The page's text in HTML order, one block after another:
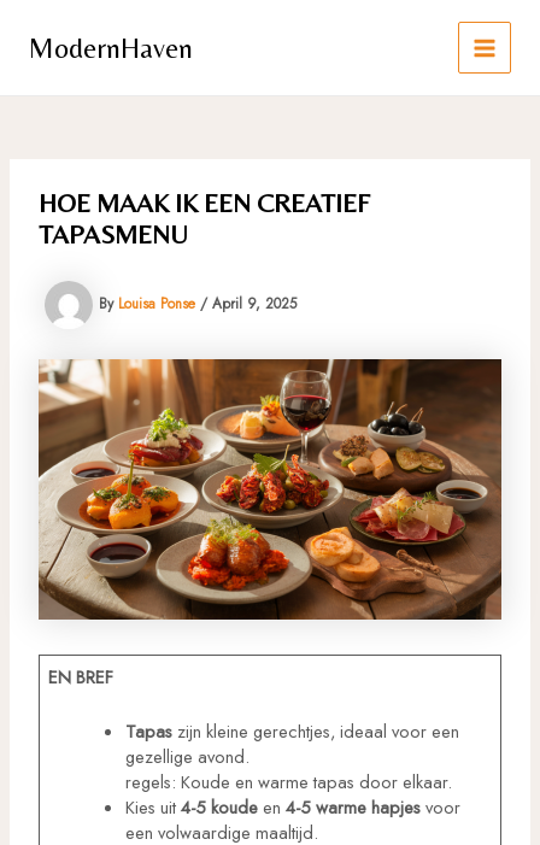
contentModernHaven
MAIN
HOE MAAK IK EEN CREATIEF
TAPASMENU
By Louisa Ponse /April 9, 2025
EN BREF
Tapaszijn kleine gerechtjes, ideaal voor een
gezellige avond.
regels: Koude en warme tapas door elkaar.
Kies uit4-5 koudeen 4-5 warme hapjesvoor
een volwaardige maaltijd.